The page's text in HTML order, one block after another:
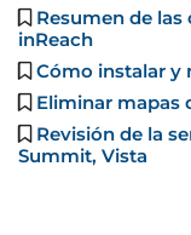
Resumen de
inReach
Cómo instalar y
Eliminar mapas
Revisión de la
Summit, Vista